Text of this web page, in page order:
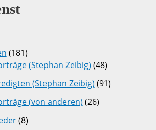
(181)
(Stephan Zeibig) (48)
(Stephan Zeibig) (91)
(von anderen) (26)
(8)